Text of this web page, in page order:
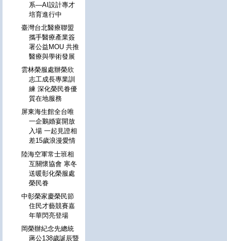
系—AI設計專才
培育進行中
臺灣台北醫療聯盟
攜手醫療產業簽
署公益MOU 共推
醫療與學術發展
雲林榮服處辦榮欣
志工成長專業訓
練 深化榮民眷優
質在地服務
屏東海生館全台唯
一企鵝婚宴開放
入場 一起見證相
差15歲浪漫愛情
陸海空軍常士班相
互關懷協會 寒冬
送暖彰化榮服處
榮民眷
中彰榮家慶榮民節
住民才藝競賽嘉
年華閃亮登場
岡榮辦紀念先總統
蔣公138歲誕辰暨